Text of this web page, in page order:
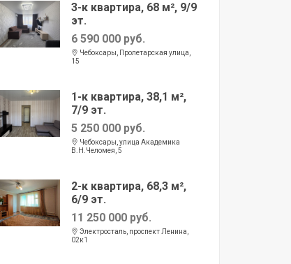
3-к квартира, 68 м², 9/9
эт.
6 590 000 руб.
Чебоксары, Пролетарская улица,
15
1-к квартира, 38,1 м²,
7/9 эт.
5 250 000 руб.
Чебоксары, улица Академика
В.Н.Челомея, 5
2-к квартира, 68,3 м²,
6/9 эт.
11 250 000 руб.
Электросталь, проспект Ленина,
02к1